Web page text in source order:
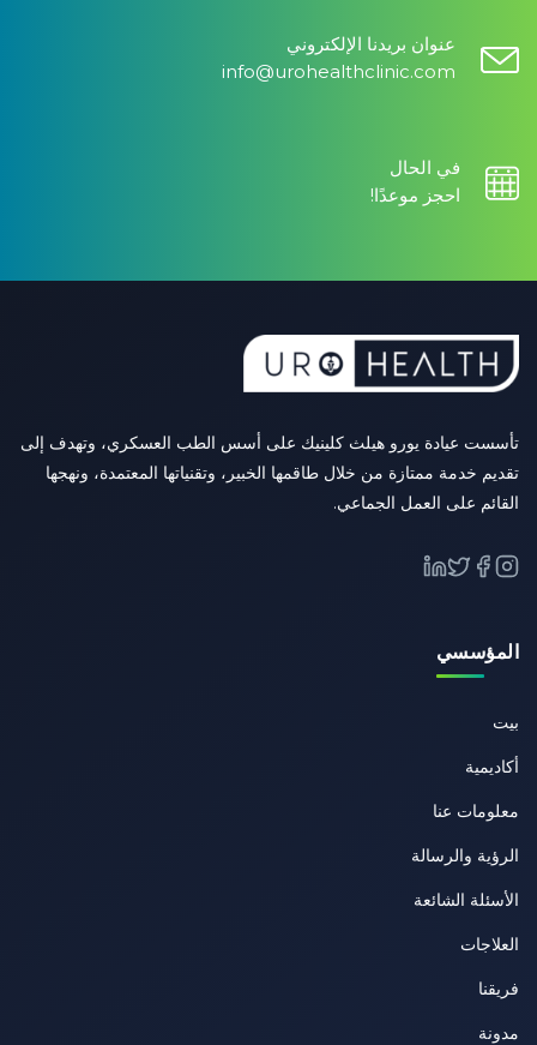
عنوان بريدنا الإلكتروني
info@urohealthclinic.com
في الحال
احجز موعدًا!
تأسست عيادة يورو هيلث كلينيك على أسس الطب العسكري، وتهدف إلى
تقديم خدمة ممتازة من خلال طاقمها الخبير، وتقنياتها المعتمدة، ونهجها
القائم على العمل الجماعي.
المؤسسي
بيت
أكاديمية
معلومات عنا
الرؤية والرسالة
الأسئلة الشائعة
العلاجات
فريقنا
مدونة